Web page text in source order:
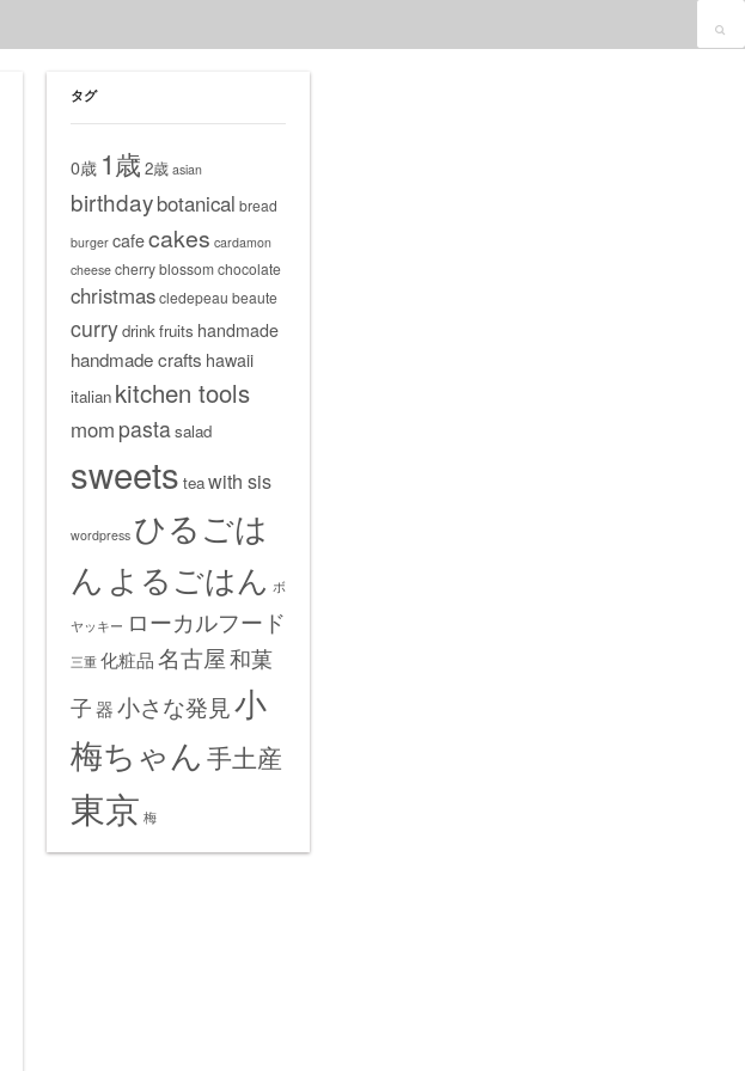
タグ
0歳 1歳 2歳 asian
birthdaybotanical bread
burger cafecakes cardamon
cheese cherry blossomchocolate
christmascledepeau beaute
currydrinkfruits handmade
handmade crafts hawaii
italian kitchen tools
mom pastasalad
sweets teawith sis
wordpress ひるごは
ん よるごはん ボ
ヤッキー ローカルフード
三重 化粧品名古屋和菓
子器小さな発見小
梅ちゃん 手土産
東京 梅